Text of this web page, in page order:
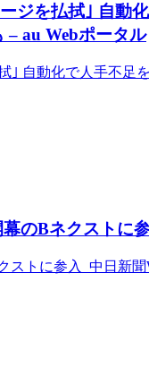
ジを払拭｣ 自動
– au Webポータル
｣ 自動化で人手不足
のBネクストに
ストに参入 中日新聞